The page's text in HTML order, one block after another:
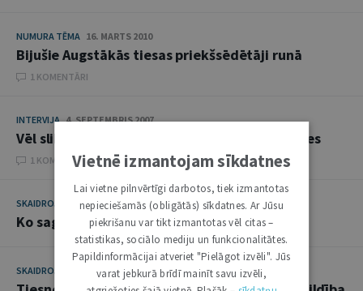
NUMURA TĒMA 16. MARTS 2010
Bijušie Augstākās tiesas priekšsēdētāji runā
1 KOMENTĀRI
INTERVIJA 4. SEPTEMBRIS 2007
Vēl sliktāk būs tad, ja šobrīd nekas nemainīsies
1 KOMENTĀRI
SKAIDROJUMI. VIEDOKĻI 6. MARTS 2007
Ko sagaidām no pirmā tiesībsarga
SKAIDROJUMI. VIEDOKĻI 4. JŪLIJS 2006
Vietnē izmantojam sīkdatnes
Lai vietne pilnvērtīgi darbotos, tiek izmantotas
nepieciešamās (obligātās) sīkdatnes. Ar Jūsu
piekrišanu var tikt izmantotas vēl citas –
statistikas, sociālo mediju un funkcionalitātes.
Papildinformācijai atveriet "Pielāgot izvēli". Jūs
varat jebkurā brīdī mainīt savu izvēli,